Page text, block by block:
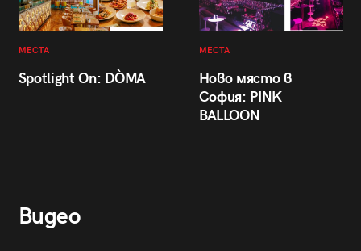
МЕСТА
Spotlight On: DÒMA
МЕСТА
Ново място в
София: PINK
BALLOON
Видео